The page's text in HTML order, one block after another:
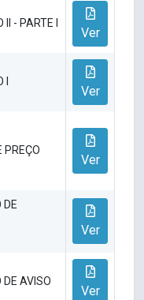
- PARTE I
Ver
Ver
PREÇO
Ver
DE
Ver
DE AVISO
Ver